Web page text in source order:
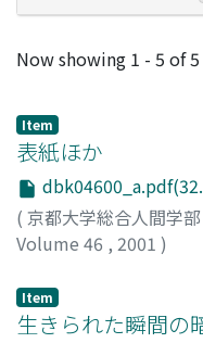
Recent
Now showing 1 - 5 of 5
Item
表紙ほか
( 京都大学総合人間学
Volume 46 , 2001 )
Item
生きられた瞬間の